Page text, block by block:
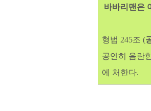
바바리맨은
형법 245조 (
공연히 음란
에 처한다.